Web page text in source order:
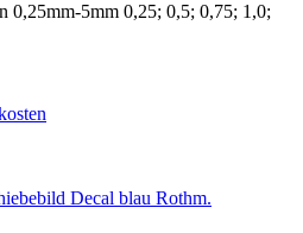
0,25mm-5mm 0,25; 0,5; 0,75; 1,0;